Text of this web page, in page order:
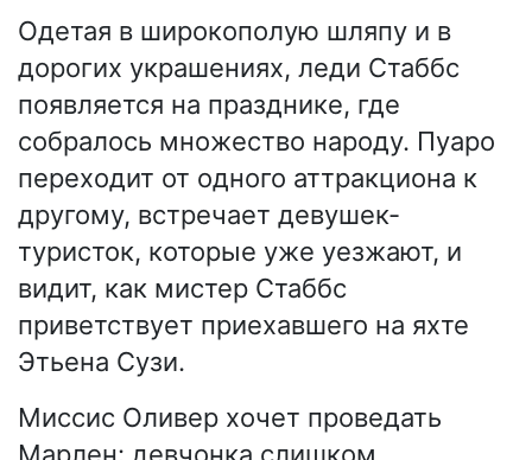
Одетая в широкополую шляпу и в
дорогих украшениях, леди Стаббс
появляется на празднике, где
собралось множество народу. Пуаро
переходит от одного аттракциона к
другому, встречает девушек-
туристок, которые уже уезжают, и
видит, как мистер Стаббс
приветствует приехавшего на яхте
Этьена Сузи.
Миссис Оливер хочет проведать